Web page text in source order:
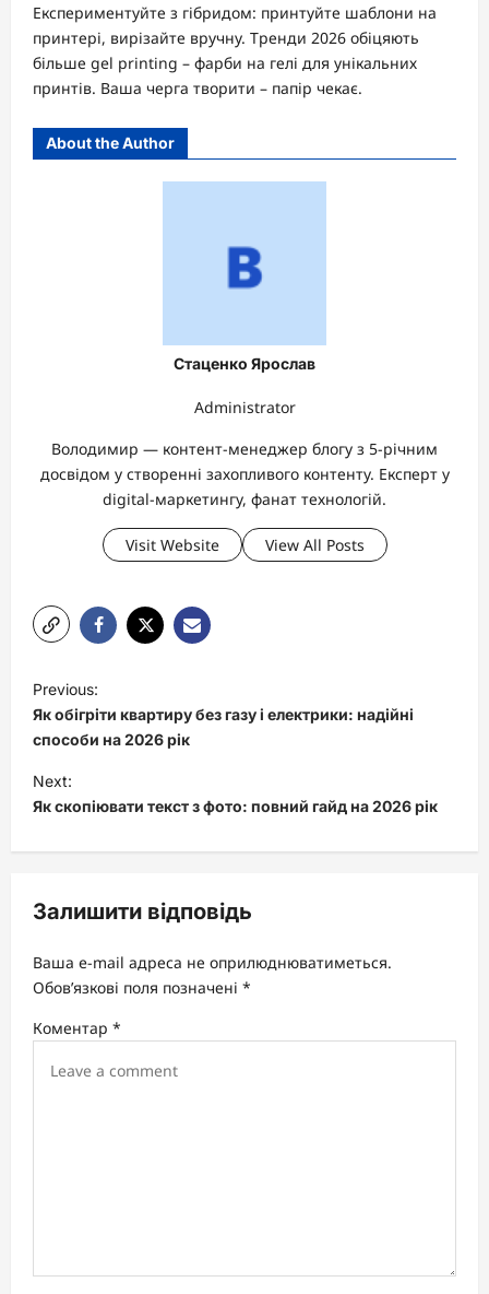
Експериментуйте з гібридом: принтуйте шаблони на
принтері, вирізайте вручну. Тренди 2026 обіцяють
більше gel printing – фарби на гелі для унікальних
принтів. Ваша черга творити – папір чекає.
About the Author
Стаценко Ярослав
Administrator
Володимир — контент-менеджер блогу з 5-річним
досвідом у створенні захопливого контенту. Експерт у
digital-маркетингу, фанат технологій.
Visit Website View All Posts
P
o
s
t
n
a
i
a
i
Previous:
Як обігріти квартиру без газу і електрики: надійні
способи на 2026 рік
Next:
Як скопіювати текст з фото: повний гайд на 2026 рік
Залишити відповідь
Ваша e-mail адреса не оприлюднюватиметься.
Обов’язкові поля позначені *
Коментар *